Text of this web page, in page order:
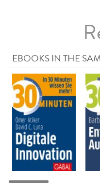
EBOOKS IN THE